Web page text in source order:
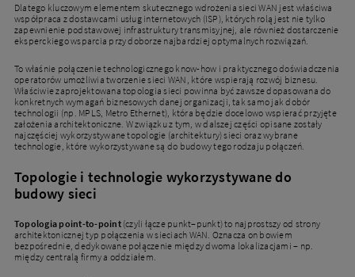
Dlatego kluczowym elementem skutecznego wdrożenia sieci WAN jest właściwa
współpraca z dostawcami usług internetowych (ISP), których rolą jest nie tylko
zapewnienie podstawowej infrastruktury transmisyjnej, ale również dostarczenie
eksperckiego wsparcia przy doborze najbardziej optymalnych rozwiązań.
To właśnie połączenie technologicznego know-how i praktycznego doświadczenia
operatorów umożliwia tworzenie sieci WAN, które wspierają rozwój biznesu.
Właściwie zaprojektowana topologia sieci powinna być zawsze dopasowana do
konkretnych wymagań biznesowych danej organizacji, tak samo jak dobór
technologii (np. MPLS, Metro Ethernet), która będzie docelowo wspierać przyjęte
założenia architektoniczne. W związku z tym, w dalszej części opisane zostały
najczęściej wykorzystywane topologie (architektury) sieci oraz wybrane
technologie, które wykorzystywane są do budowy tego rodzaju połączeń.
Topologie i technologie wykorzystywane do
budowy sieci
Topologia point-to-point(czyli łącze punkt–punkt) to najprostszy od strony
architektonicznej typ połączenia w sieciach WAN. Oznacza on bowiem
bezpośrednie, dedykowane połączenie między dwoma lokalizacjami – np.
między centralą firmy a oddziałem.